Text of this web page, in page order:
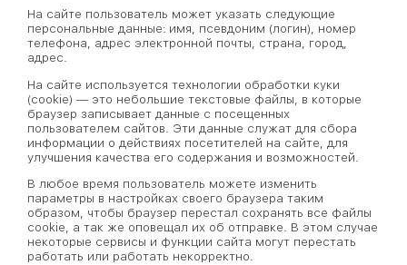
На сайте пользователь может указать следующие
персональные данные: имя, псевдоним (логин), номер
телефона, адрес электронной почты, страна, город,
адрес.
На сайте используется технологии обработки куки
(cookie) — это небольшие текстовые файлы, в которые
браузер записывает данные с посещенных
пользователем сайтов. Эти данные служат для сбора
информации о действиях посетителей на сайте, для
улучшения качества его содержания и возможностей.
В любое время пользователь можете изменить
параметры в настройках своего браузера таким
образом, чтобы браузер перестал сохранять все файлы
cookie, а так же оповещал их об отправке. В этом случае
некоторые сервисы и функции сайта могут перестать
работать или работать некорректно.